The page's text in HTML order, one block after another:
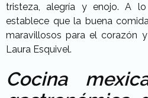
tristeza, alegría y enojo. A
establece que la buena
maravillosos para el corazón
Laura Esquivel.
Cocina